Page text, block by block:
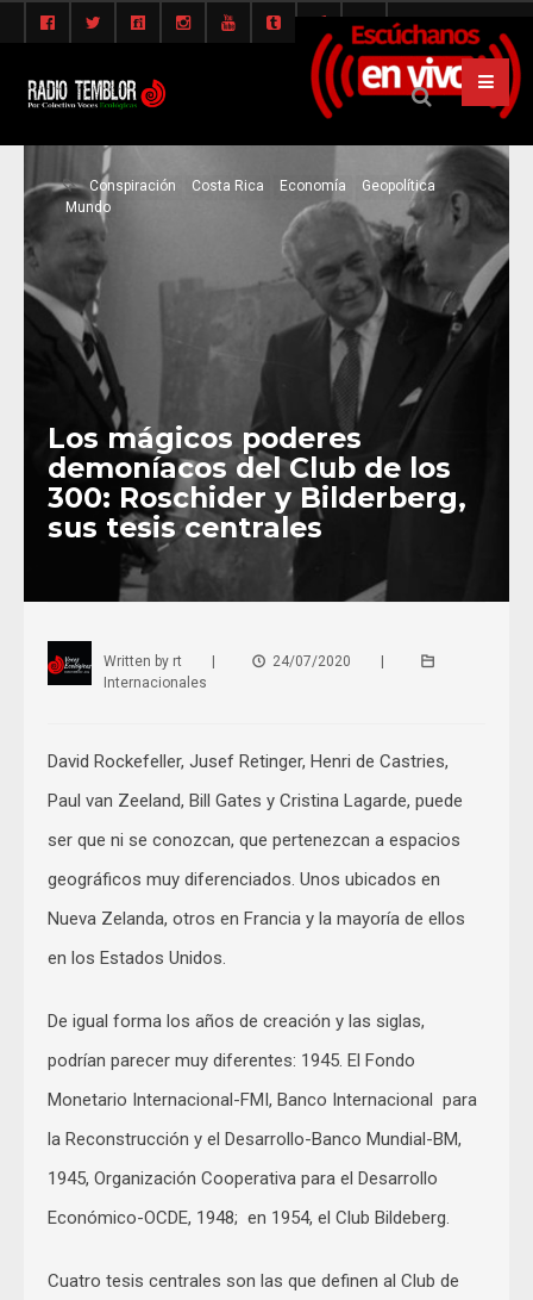
Conspiración Costa Rica Economía
Geopolítica
Mundo
Los mágicos poderes
demoníacos del Club de los
300: Roschider y Bilderberg,
sus tesis centrales
Written by rt 24/07/2020
Internacionales
David Rockefeller, Jusef Retinger, Henri de Castries,
Paul van Zeeland, Bill Gates y Cristina Lagarde, puede
ser que ni se conozcan, que pertenezcan a espacios
geográficos muy diferenciados. Unos ubicados en
Nueva Zelanda, otros en Francia y la mayoría de ellos
en los Estados Unidos.
De igual forma los años de creación y las siglas,
podrían parecer muy diferentes: 1945. El Fondo
Monetario Internacional-FMI, Banco Internacional para
la Reconstrucción y el Desarrollo-Banco Mundial-BM,
1945, Organización Cooperativa para el Desarrollo
Económico-OCDE, 1948; en 1954, el Club Bildeberg.
Cuatro tesis centrales son las que definen al Club de